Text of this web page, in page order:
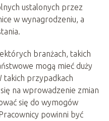
ustalonych przez
w wynagrodzeniu, a
branżach, takich
mogą mieć duży
takich przypadkach
na wprowadzenie zmian
się do wymogów
powinni być